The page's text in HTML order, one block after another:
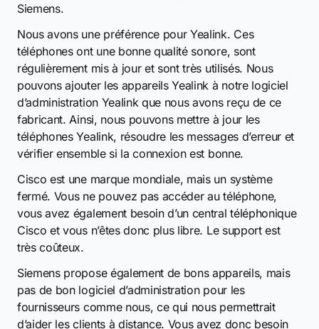
Siemens.
Nous avons une préférence pour Yealink. Ces
téléphones ont une bonne qualité sonore, sont
régulièrement mis à jour et sont très utilisés. Nous
pouvons ajouter les appareils Yealink à notre logiciel
d’administration Yealink que nous avons reçu de ce
fabricant. Ainsi, nous pouvons mettre à jour les
téléphones Yealink, résoudre les messages d’erreur et
vérifier ensemble si la connexion est bonne.
Cisco est une marque mondiale, mais un système
fermé. Vous ne pouvez pas accéder au téléphone,
vous avez également besoin d’un central téléphonique
Cisco et vous n’êtes donc plus libre. Le support est
très coûteux.
Siemens propose également de bons appareils, mais
pas de bon logiciel d’administration pour les
fournisseurs comme nous, ce qui nous permettrait
d’aider les clients à distance. Vous avez donc besoin